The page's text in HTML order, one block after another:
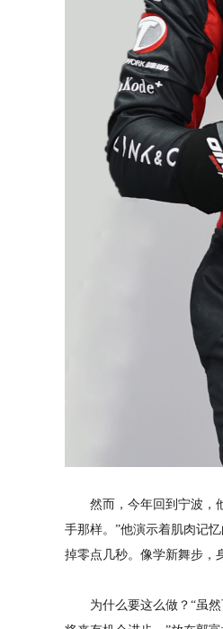
然而，今年回到宁波，
手那样。”他演示着肌肉记
掉零点几秒。像学新舞步，
为什么要这么做？“虽